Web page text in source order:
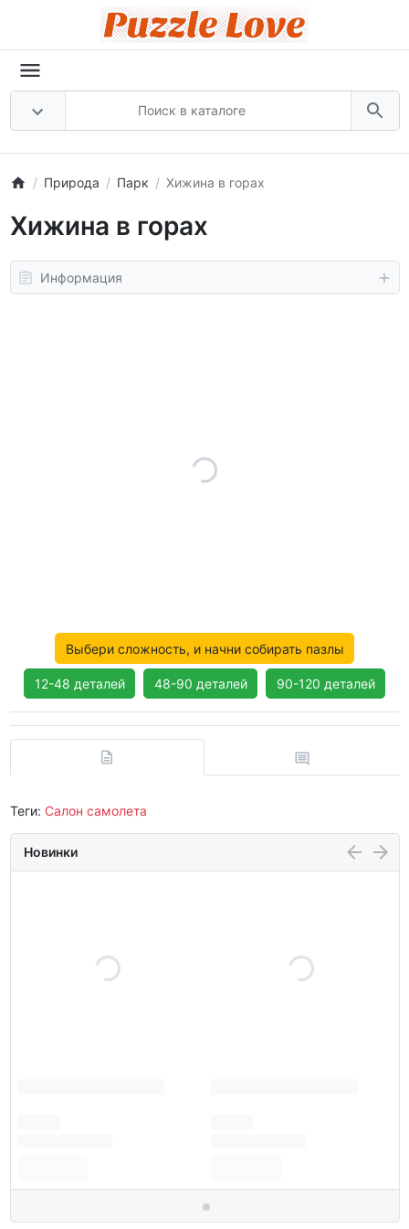
Природа Парк Хижина в горах
Хижина в горах
Информация
Выбери сложность, и начни собирать пазлы
12-48 деталей 48-90 деталей 90-120 деталей
Теги: Салон самолета
Новинки